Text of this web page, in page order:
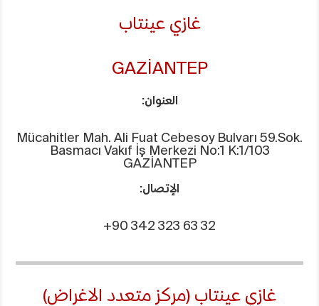
غازي عينتاب
GAZİANTEP
العنوان:
Mücahitler Mah. Ali Fuat Cebesoy Bulvarı 59.Sok.
Basmacı Vakıf İş Merkezi No:1 K:1/103
GAZİANTEP
الإتصال:
+90 342 323 63 32
غازي عينتاب (مركز متعدد الاغراض)